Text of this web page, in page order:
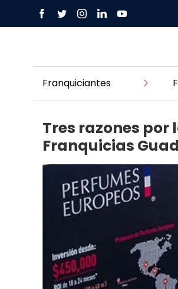
Franquiciantes
Tres razones por
Franquicias